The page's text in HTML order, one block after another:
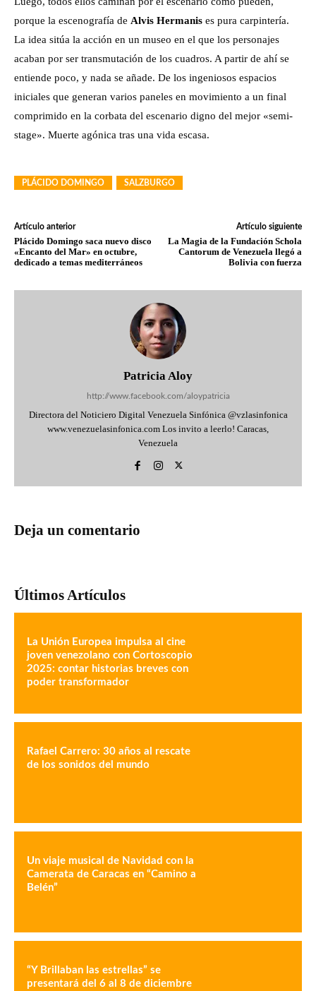
porque la escenografía de Alvis Hermanis es pura carpintería.
La idea sitúa la acción en un museo en el que los personajes
acaban por ser transmutación de los cuadros. A partir de ahí se
entiende poco, y nada se añade. De los ingeniosos espacios
iniciales que generan varios paneles en movimiento a un final
comprimido en la corbata del escenario digno del mejor «semi-
stage». Muerte agónica tras una vida escasa.
PLÁCIDO DOMINGO SALZBURGO
Artículo anterior
Plácido Domingo saca nuevo disco
«Encanto del Mar» en octubre,
dedicado a temas mediterráneos
Artículo siguiente
La Magia de la Fundación Schola
Cantorum de Venezuela llegó a
Bolivia con fuerza
Patricia Aloy
http://www.facebook.com/aloypatricia
Directora del Noticiero Digital Venezuela Sinfónica @vzlasinfonica
www.venezuelasinfonica.com Los invito a leerlo! Caracas,
Venezuela
Deja un comentario
Últimos Artículos
La Unión Europea impulsa al cine
joven venezolano con Cortoscopio
2025: contar historias breves con
poder transformador
Rafael Carrero: 30 años al rescate
de los sonidos del mundo
Un viaje musical de Navidad con la
Camerata de Caracas en “Camino a
Belén”
“Y Brillaban las estrellas” se
presentará del 6 al 8 de diciembre